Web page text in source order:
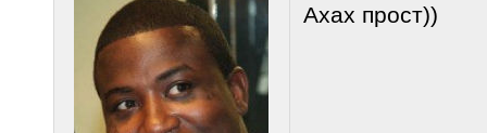
Ахах прост))